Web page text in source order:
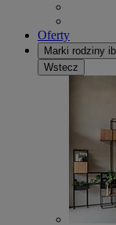
Oferty
Marki rodziny
Wstecz